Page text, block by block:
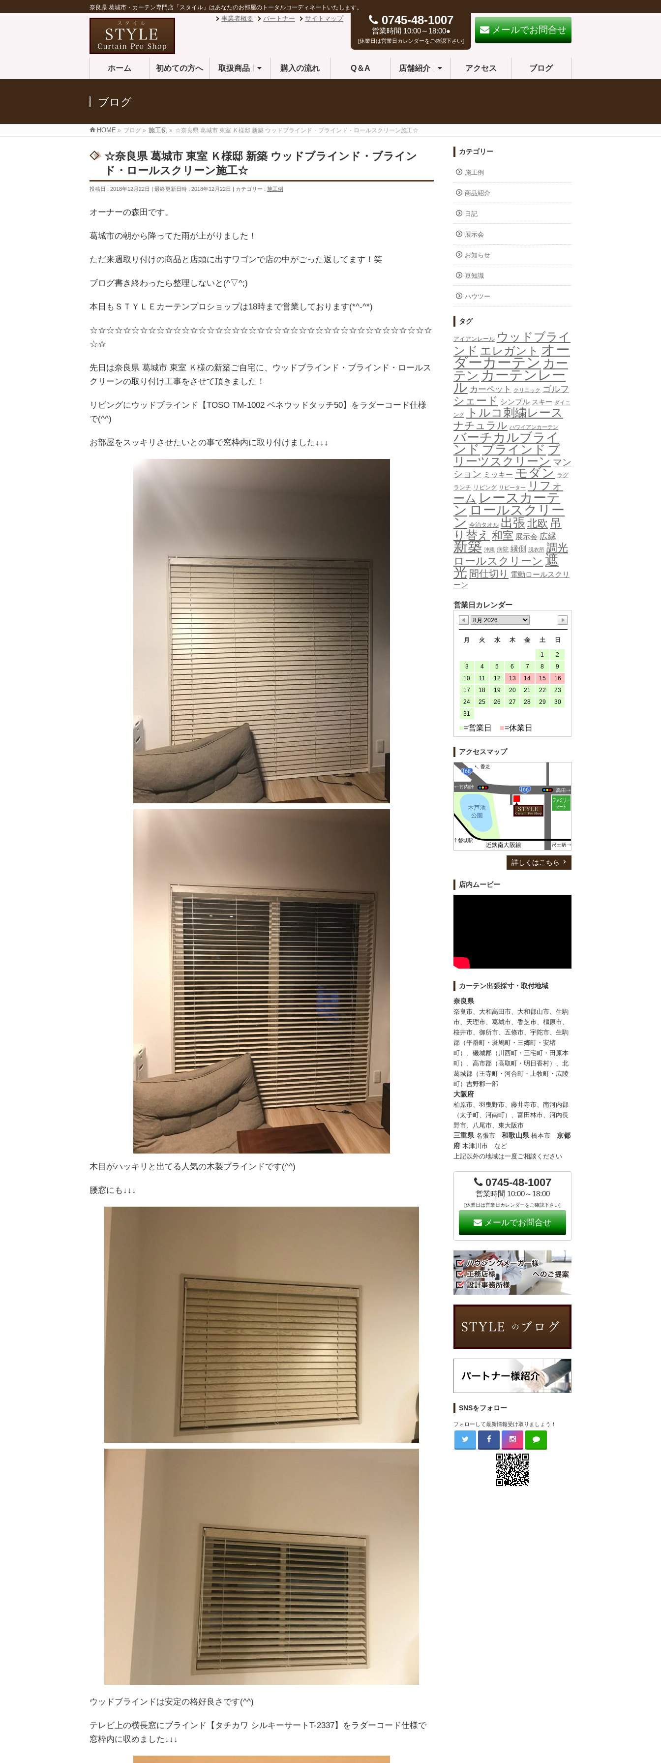
奈良県 葛城市・カーテン専門店「スタイル」はあなたのお部屋のトータルコーディネートいたします。
メールでお問合せ
0745-48-1007
営業時間 10:00～18:00●
[休業日は営業日カレンダーをご確認下さい]
事業者概要 パートナー サイトマップ
ホーム 初めての方へ 取扱商品 購入の流れ Q＆A 店舗紹介 アクセス ブログ
ブログ
HOME » ブログ » 施工例 » ☆奈良県 葛城市 東室 Ｋ様邸 新築 ウッドブラインド・ブラインド・ロールスクリーン施工☆
☆奈良県 葛城市 東室 Ｋ様邸 新築 ウッドブラインド・ブライン
ド・ロールスクリーン施工☆
投稿日 : 2018年12月22日 最終更新日時 : 2018年12月22日 カテゴリー : 施工例
オーナーの森田です。
葛城市の朝から降ってた雨が上がりました！
ただ来週取り付けの商品と店頭に出すワゴンで店の中がごった返してます！笑
ブログ書き終わったら整理しないと(^▽^;)
本日もＳＴＹＬＥカーテンプロショップは18時まで営業しております(*^-^*)
☆☆☆☆☆☆☆☆☆☆☆☆☆☆☆☆☆☆☆☆☆☆☆☆☆☆☆☆☆☆☆☆☆☆☆☆☆☆☆☆☆
☆☆
先日は奈良県 葛城市 東室 Ｋ様の新築ご自宅に、ウッドブラインド・ブラインド・ロールス
クリーンの取り付け工事をさせて頂きました！
リビングにウッドブラインド【TOSO TM-1002 ベネウッドタッチ50】をラダーコード仕様
で(^^)
お部屋をスッキリさせたいとの事で窓枠内に取り付けました↓↓↓
木目がハッキリと出てる人気の木製ブラインドです(^^)
腰窓にも↓↓↓
ウッドブラインドは安定の格好良さです(^^)
テレビ上の横長窓にブラインド【タチカワ シルキーサートT-2337】をラダーコード仕様で
窓枠内に収めました↓↓↓
カテゴリー
施工例
商品紹介
日記
展示会
お知らせ
豆知識
ハウツー
タグ
アイアンレール ウッドブライ
ンド エレガント オー
ダーカーテン カー
テン カーテンレー
ル カーペット クリニック ゴルフ
シェード シンプル スキー ダイニ
ング トルコ刺繍レース
ナチュラル ハワイアンカーテン
バーチカルブライ
ンド ブラインド プ
リーツスクリーン マン
ション ミッキー モダン ラグ
ランチ リビング リピーター
リフォ
ーム レースカーテ
ン ロールスクリー
ン 今治タオル 出張 北欧 吊
り替え 和室 展示会 広縁
新築 沖縄 病院 縁側 脱衣所 調光
ロールスクリーン 遮
光 間仕切り 電動ロールスクリ
ーン
営業日カレンダー
月 火 水 木 金 土 日
1
2
3
4 5 6 7 8
9
10
11 12 13 14 15
16
17
18 19 20 21 22
23
24
25 26 27 28 29
30
31
■=営業日 ■=休業日
アクセスマップ
詳しくはこちら
店内ムービー
カーテン出張採寸・取付地域
奈良県
奈良市、大和高田市、大和郡山市、生駒
市、天理市、葛城市、香芝市、橿原市、
桜井市、御所市、五條市、宇陀市、生駒
郡（平群町・斑鳩町・三郷町・安堵
町）、磯城郡（川西町・三宅町・田原本
町）、高市郡（高取町・明日香村）、北
葛城郡（王寺町・河合町・上牧町・広陵
町）吉野郡一部
大阪府
柏原市、羽曳野市、藤井寺市、南河内郡
（太子町、河南町）、富田林市、河内長
野市、八尾市、東大阪市
三重県名張市 和歌山県橋本市 京都
府 木津川市 など
上記以外の地域は一度ご相談ください
0745-48-1007
営業時間 10:00～18:00
[休業日は営業日カレンダーをご確認下さい]
メールでお問合せ
SNSをフォロー
フォローして最新情報受け取りましょう！